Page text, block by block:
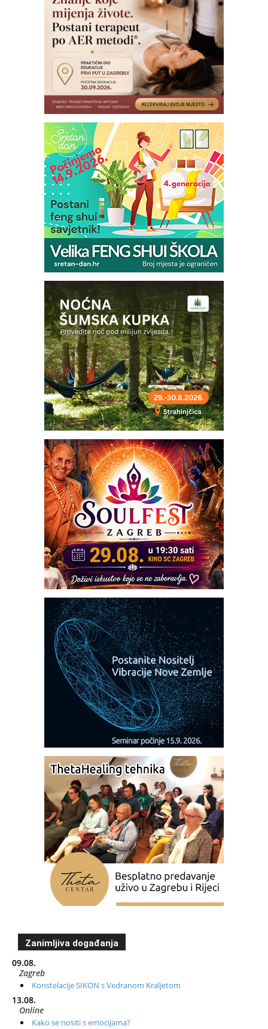
Zanimljiva događanja
09.08.
Zagreb
Konstelacije SIKON s Vedranom Kraljetom
13.08.
Online
Kako se nositi s emocijama?